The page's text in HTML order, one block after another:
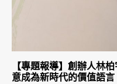
【專題報導】創辦人林
意成為新時代的價值語言